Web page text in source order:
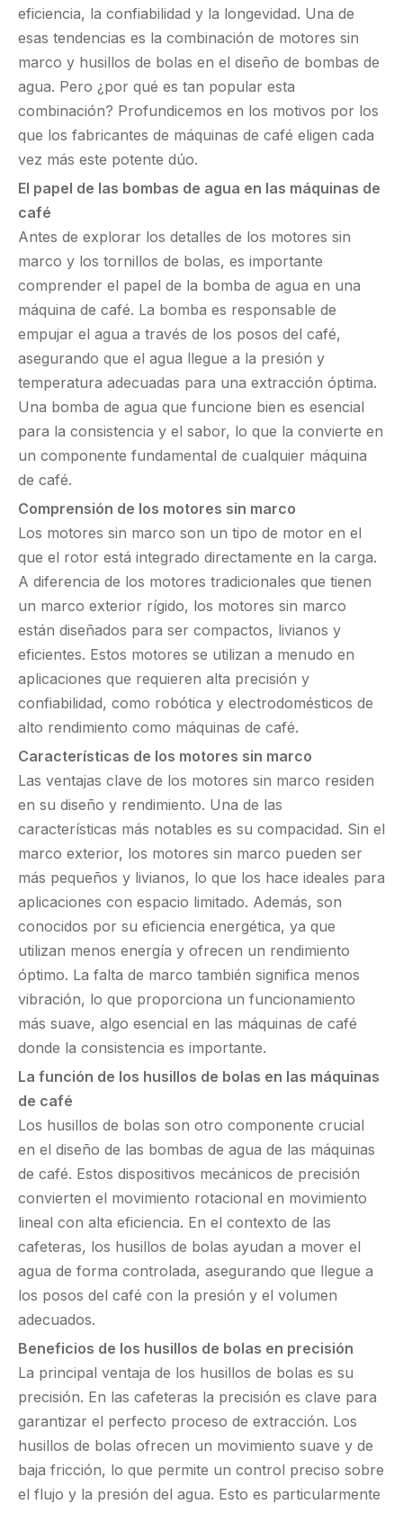
eficiencia, la confiabilidad y la longevidad. Una de
esas tendencias es la combinación de motores sin
marco y husillos de bolas en el diseño de bombas de
agua. Pero ¿por qué es tan popular esta
combinación? Profundicemos en los motivos por los
que los fabricantes de máquinas de café eligen cada
vez más este potente dúo.
El papel de las bombas de agua en las máquinas de
café
Antes de explorar los detalles de los motores sin
marco y los tornillos de bolas, es importante
comprender el papel de la bomba de agua en una
máquina de café. La bomba es responsable de
empujar el agua a través de los posos del café,
asegurando que el agua llegue a la presión y
temperatura adecuadas para una extracción óptima.
Una bomba de agua que funcione bien es esencial
para la consistencia y el sabor, lo que la convierte en
un componente fundamental de cualquier máquina
de café.
Comprensión de los motores sin marco
Los motores sin marco son un tipo de motor en el
que el rotor está integrado directamente en la carga.
A diferencia de los motores tradicionales que tienen
un marco exterior rígido, los motores sin marco
están diseñados para ser compactos, livianos y
eficientes. Estos motores se utilizan a menudo en
aplicaciones que requieren alta precisión y
confiabilidad, como robótica y electrodomésticos de
alto rendimiento como máquinas de café.
Características de los motores sin marco
Las ventajas clave de los motores sin marco residen
en su diseño y rendimiento. Una de las
características más notables es su compacidad. Sin el
marco exterior, los motores sin marco pueden ser
más pequeños y livianos, lo que los hace ideales para
aplicaciones con espacio limitado. Además, son
conocidos por su eficiencia energética, ya que
utilizan menos energía y ofrecen un rendimiento
óptimo. La falta de marco también significa menos
vibración, lo que proporciona un funcionamiento
más suave, algo esencial en las máquinas de café
donde la consistencia es importante.
La función de los husillos de bolas en las máquinas
de café
Los husillos de bolas son otro componente crucial
en el diseño de las bombas de agua de las máquinas
de café. Estos dispositivos mecánicos de precisión
convierten el movimiento rotacional en movimiento
lineal con alta eficiencia. En el contexto de las
cafeteras, los husillos de bolas ayudan a mover el
agua de forma controlada, asegurando que llegue a
los posos del café con la presión y el volumen
adecuados.
Beneficios de los husillos de bolas en precisión
La principal ventaja de los husillos de bolas es su
precisión. En las cafeteras la precisión es clave para
garantizar el perfecto proceso de extracción. Los
husillos de bolas ofrecen un movimiento suave y de
baja fricción, lo que permite un control preciso sobre
el flujo y la presión del agua. Esto es particularmente